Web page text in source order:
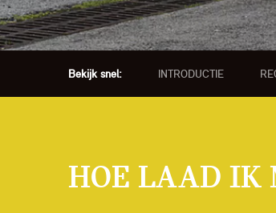
Bekijk snel: INTRODUCTIE
Hoe laad ik